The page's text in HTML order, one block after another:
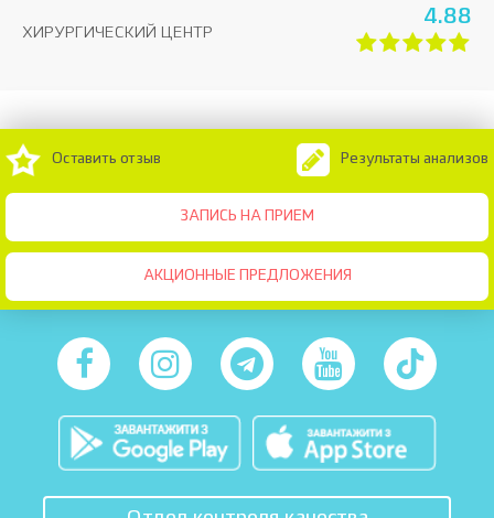
ХИРУРГИЧЕСКИЙ ЦЕНТР
4.88
ЗАПИСЬ НА ПРИЕМ
Оставить отзыв Результаты анализов
АКЦИОННЫЕ ПРЕДЛОЖЕНИЯ